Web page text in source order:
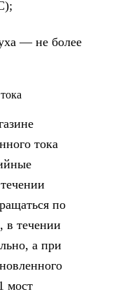
— не более
тока
по
в течении
а при
мост